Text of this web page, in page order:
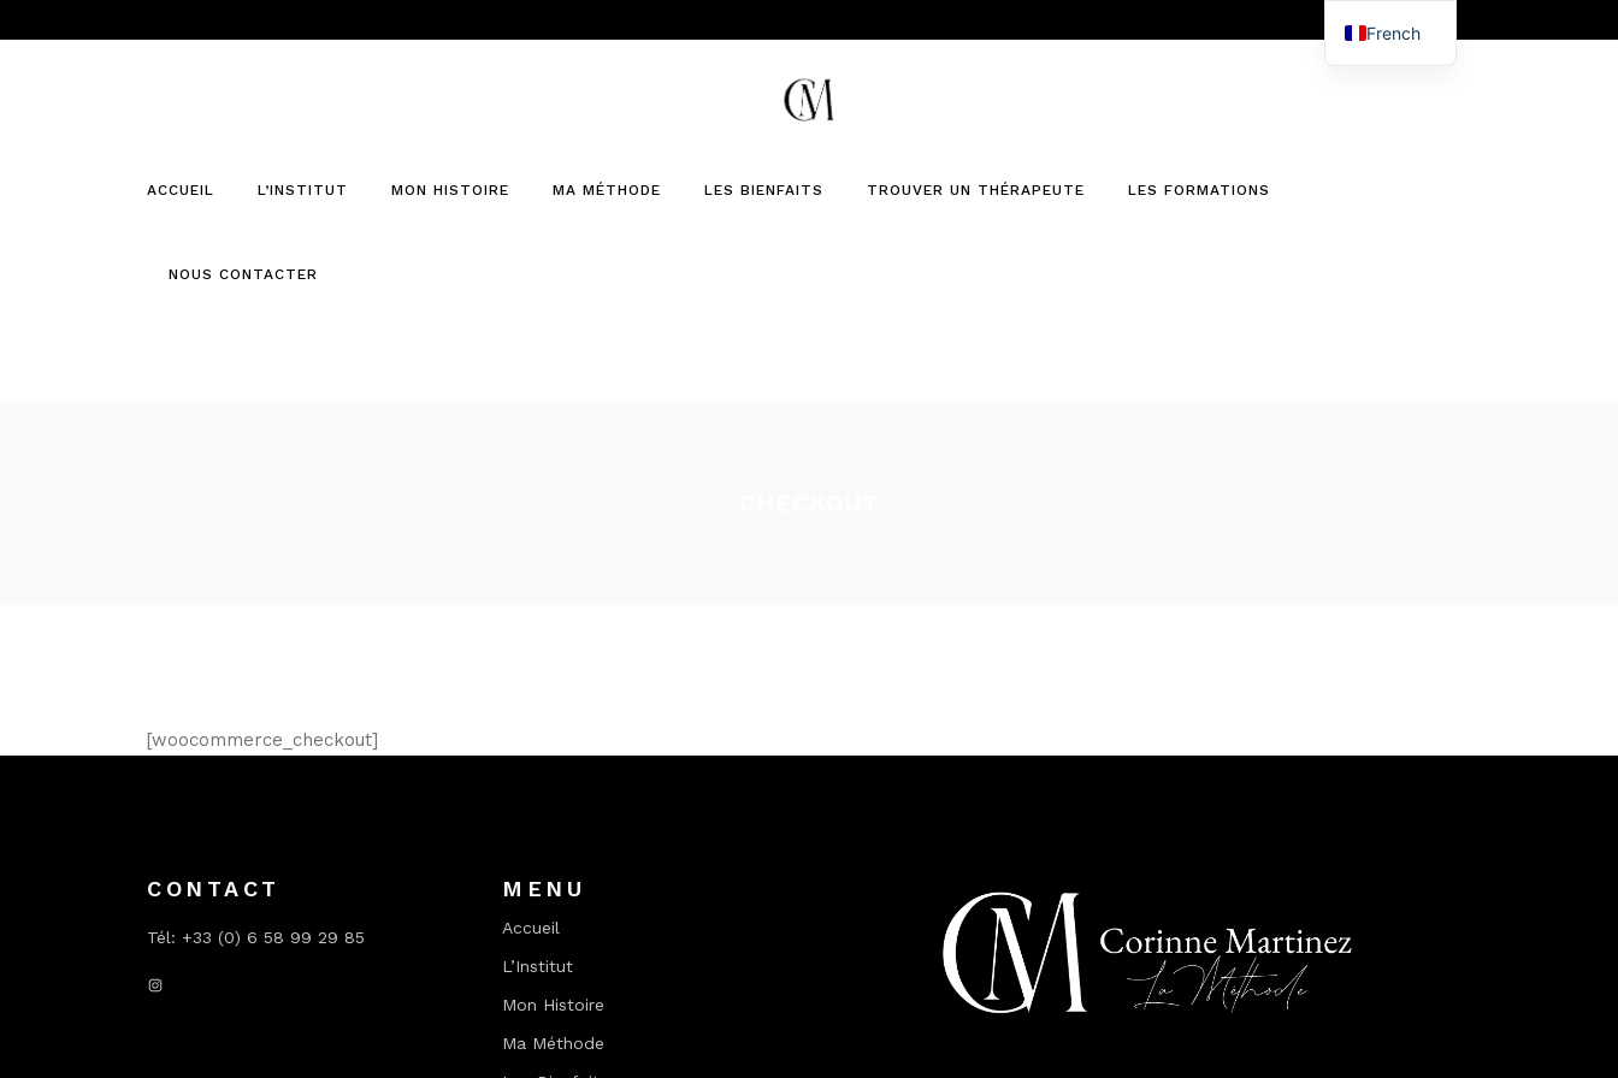
ACCUEIL L’INSTITUT MON HISTOIRE MA MÉTHODE LES BIENFAITS TROUVER UN THÉRAPEUTE LES FORMATIONS
NOUS CONTACTER
[woocommerce_checkout]
CONTACT
Tél: +33 (0) 6 58 99 29 85
Instagram
MENU
Accueil
L’Institut
Mon Histoire
Ma Méthode
French